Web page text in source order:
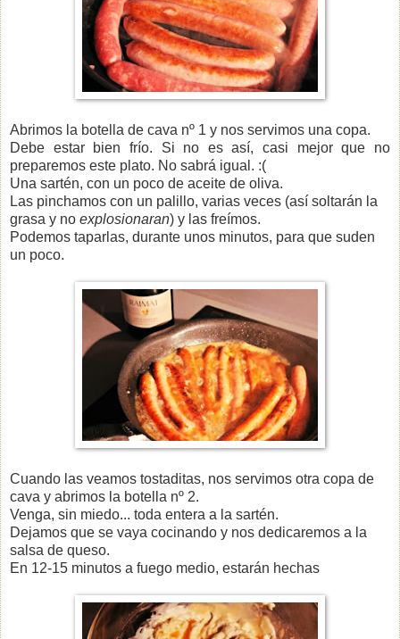
Abrimos la botella de cava nº 1 y nos servimos una copa.
Debe estar bien frío. Si no es así, casi mejor que no
preparemos este plato. No sabrá igual. :(
Una sartén, con un poco de aceite de oliva.
Las pinchamos con un palillo, varias veces (así soltarán la
grasa y no explosionaran) y las freímos.
Podemos taparlas, durante unos minutos, para que suden
un poco.
Cuando las veamos tostaditas, nos servimos otra copa de
cava y abrimos la botella nº 2.
Venga, sin miedo... toda entera a la sartén.
Dejamos que se vaya cocinando y nos dedicaremos a la
salsa de queso.
En 12-15 minutos a fuego medio, estarán hechas